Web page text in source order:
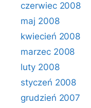
czerwiec 2008
maj 2008
kwiecień 2008
marzec 2008
luty 2008
styczeń 2008
grudzień 2007